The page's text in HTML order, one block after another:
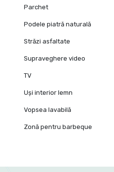
Parchet
Podele piatră naturală
Străzi asfaltate
Supraveghere video
TV
Uși interior lemn
Vopsea lavabilă
Zonă pentru barbeque